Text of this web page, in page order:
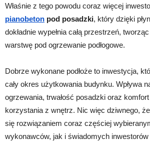
Właśnie z tego powodu coraz więcej
pianobeton pod posadzki, który dzięki
dokładnie wypełnia całą przestrzeń,
warstwę pod ogrzewanie podłogowe.
Dobrze wykonane podłoże to inwestycja,
cały okres użytkowania budynku. Wpływa
ogrzewania, trwałość posadzki oraz
korzystania z wnętrz. Nic więc dziwnego, że
się rozwiązaniem coraz częściej
wykonawców, jak i świadomych